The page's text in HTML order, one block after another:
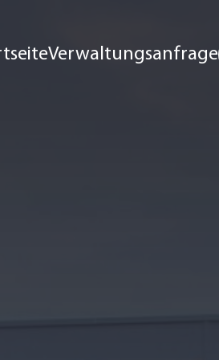
Verwaltungsanfrage